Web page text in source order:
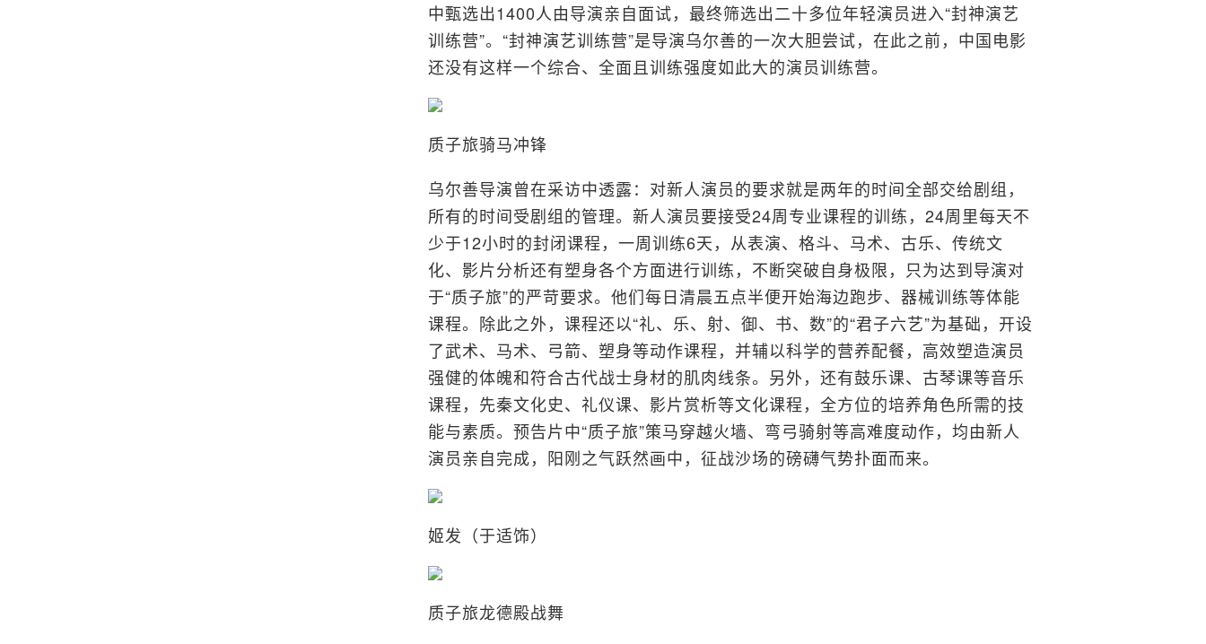
中甄选出1400人由导演亲自面试，最终筛选出二十多位年轻演员进入“封神演艺
训练营”。“封神演艺训练营”是导演乌尔善的一次大胆尝试，在此之前，中国电影
还没有这样一个综合、全面且训练强度如此大的演员训练营。
质子旅骑马冲锋
乌尔善导演曾在采访中透露：对新人演员的要求就是两年的时间全部交给剧组，
所有的时间受剧组的管理。新人演员要接受24周专业课程的训练，24周里每天不
少于12小时的封闭课程，一周训练6天，从表演、格斗、马术、古乐、传统文
化、影片分析还有塑身各个方面进行训练，不断突破自身极限，只为达到导演对
于“质子旅”的严苛要求。他们每日清晨五点半便开始海边跑步、器械训练等体能
课程。除此之外，课程还以“礼、乐、射、御、书、数”的“君子六艺”为基础，开设
了武术、马术、弓箭、塑身等动作课程，并辅以科学的营养配餐，高效塑造演员
强健的体魄和符合古代战士身材的肌肉线条。另外，还有鼓乐课、古琴课等音乐
课程，先秦文化史、礼仪课、影片赏析等文化课程，全方位的培养角色所需的技
能与素质。预告片中“质子旅”策马穿越火墙、弯弓骑射等高难度动作，均由新人
演员亲自完成，阳刚之气跃然画中，征战沙场的磅礴气势扑面而来。
姬发（于适饰）
质子旅龙德殿战舞